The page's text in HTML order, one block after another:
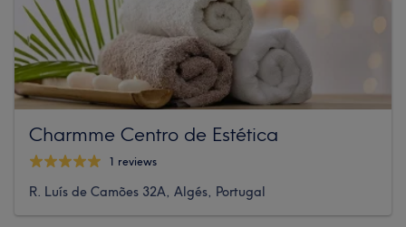
Charmme Centro de Estética
1 reviews
R. Luís de Camões 32A, Algés, Portugal